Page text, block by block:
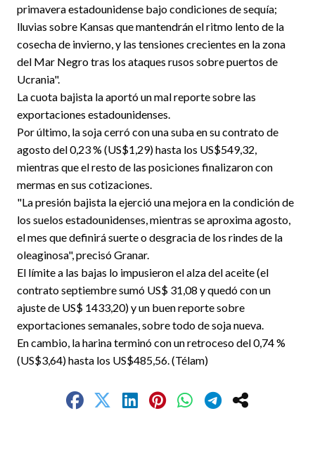
primavera estadounidense bajo condiciones de sequía;
lluvias sobre Kansas que mantendrán el ritmo lento de la
cosecha de invierno, y las tensiones crecientes en la zona
del Mar Negro tras los ataques rusos sobre puertos de
Ucrania".
La cuota bajista la aportó un mal reporte sobre las
exportaciones estadounidenses.
Por último, la soja cerró con una suba en su contrato de
agosto del 0,23 % (US$1,29) hasta los US$549,32,
mientras que el resto de las posiciones finalizaron con
mermas en sus cotizaciones.
"La presión bajista la ejerció una mejora en la condición de
los suelos estadounidenses, mientras se aproxima agosto,
el mes que definirá suerte o desgracia de los rindes de la
oleaginosa", precisó Granar.
El límite a las bajas lo impusieron el alza del aceite (el
contrato septiembre sumó US$ 31,08 y quedó con un
ajuste de US$ 1433,20) y un buen reporte sobre
exportaciones semanales, sobre todo de soja nueva.
En cambio, la harina terminó con un retroceso del 0,74 %
(US$3,64) hasta los US$485,56. (Télam)